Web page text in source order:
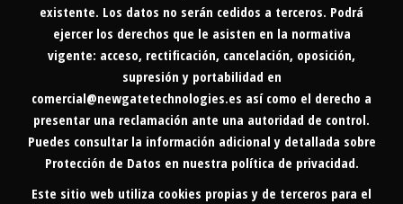
existente. Los datos no serán cedidos a terceros. Podrá
ejercer los derechos que le asisten en la normativa
vigente: acceso, rectificación, cancelación, oposición,
supresión y portabilidad en
comercial@newgatetechnologies.es así como el derecho a
presentar una reclamación ante una autoridad de control.
Puedes consultar la información adicional y detallada sobre
Protección de Datos en nuestra política de privacidad.
Este sitio web utiliza cookies propias y de terceros para el